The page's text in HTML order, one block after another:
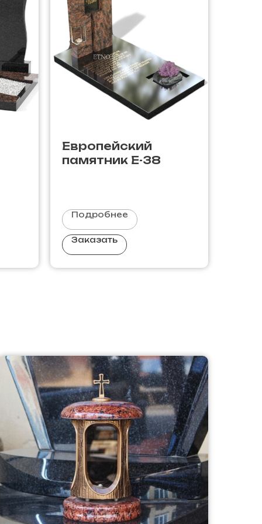
Европейский
памятник E-38
Подробнее
Заказать